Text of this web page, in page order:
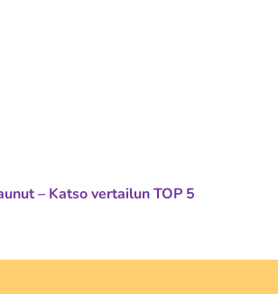
– Katso vertailun TOP 5